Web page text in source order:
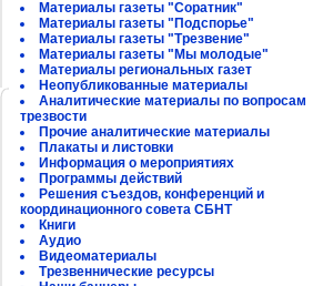
Материалы газеты "Соратник"
Материалы газеты "Подспорье"
Материалы газеты "Трезвение"
Материалы газеты "Мы молодые"
Материалы региональных газет
Неопубликованные материалы
Аналитические материалы по вопросам
трезвости
Прочие аналитические материалы
Плакаты и листовки
Информация о мероприятиях
Программы действий
Решения съездов, конференций и
координационного совета СБНТ
Книги
Аудио
Видеоматериалы
Трезвеннические ресурсы